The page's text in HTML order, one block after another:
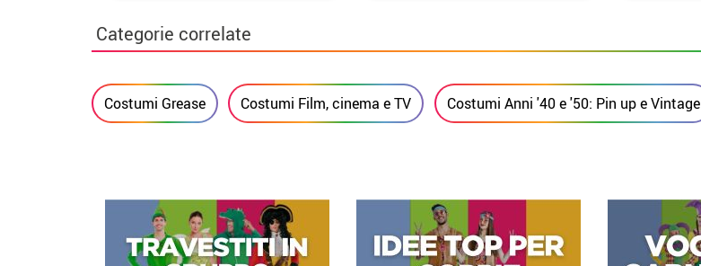
Categorie correlate
Costumi Grease Costumi Film, cinema e TV Costumi Anni '40 e '50: Pin up e Vintage